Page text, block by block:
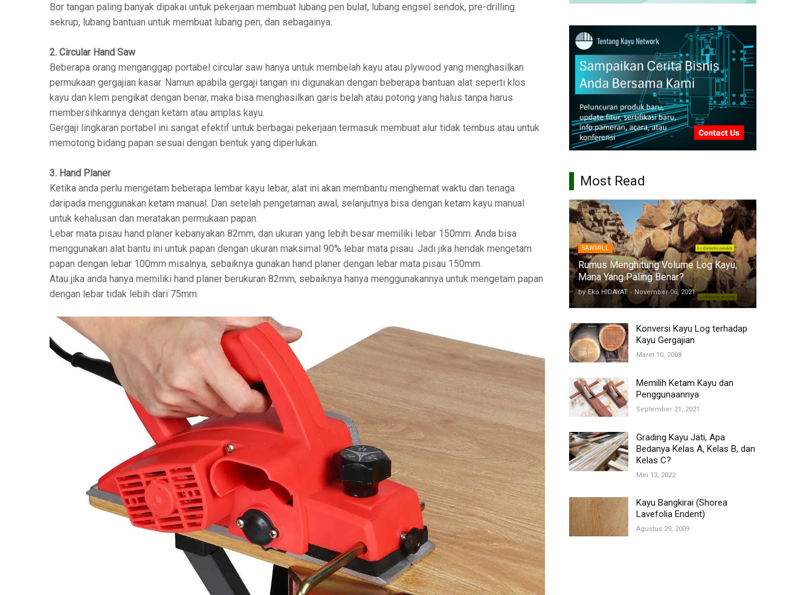
Bor tangan paling banyak dipakai untuk pekerjaan membuat lubang pen bulat, lubang engsel sendok, pre-drilling
sekrup, lubang bantuan untuk membuat lubang pen, dan sebagainya.
2. Circular Hand Saw
Beberapa orang menganggap portabel circular saw hanya untuk membelah kayu atau plywood yang menghasilkan
permukaan gergajian kasar. Namun apabila gergaji tangan ini digunakan dengan beberapa bantuan alat seperti klos
kayu dan klem pengikat dengan benar, maka bisa menghasilkan garis belah atau potong yang halus tanpa harus
membersihkannya dengan ketam atau amplas kayu.
Gergaji lingkaran portabel ini sangat efektif untuk berbagai pekerjaan termasuk membuat alur tidak tembus atau untuk
memotong bidang papan sesuai dengan bentuk yang diperlukan.
3. Hand Planer
Ketika anda perlu mengetam beberapa lembar kayu lebar, alat ini akan membantu menghemat waktu dan tenaga
daripada menggunakan ketam manual. Dan setelah pengetaman awal, selanjutnya bisa dengan ketam kayu manual
untuk kehalusan dan meratakan permukaan papan.
Lebar mata pisau hand planer kebanyakan 82mm, dan ukuran yang lebih besar memiliki lebar 150mm. Anda bisa
menggunakan alat bantu ini untuk papan dengan ukuran maksimal 90% lebar mata pisau. Jadi jika hendak mengetam
papan dengan lebar 100mm misalnya, sebaiknya gunakan hand planer dengan lebar mata pisau 150mm.
Atau jika anda hanya memiliki hand planer berukuran 82mm, sebaiknya hanya menggunakannya untuk mengetam papan
dengan lebar tidak lebih dari 75mm.
Most Read
SAWMILL
Rumus Menghitung Volume Log Kayu,
Mana Yang Paling Benar?
by Eko HIDAYAT - November 06, 2021
Konversi Kayu Log terhadap
Kayu Gergajian
Maret 10, 2008
Memilih Ketam Kayu dan
Penggunaannya
September 21, 2021
Grading Kayu Jati, Apa
Bedanya Kelas A, Kelas B, dan
Kelas C?
Mei 13, 2022
Kayu Bangkirai (Shorea
Lavefolia Endent)
Agustus 29, 2009